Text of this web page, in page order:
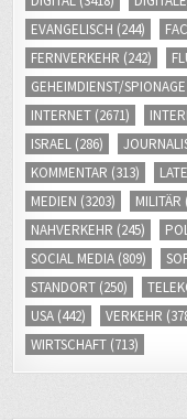
EVANGELISCH (244)
FERNVERKEHR (242)
GEHEIMDIENST/SPIONAGE
INTERNET (2671)
ISRAEL (286)
KOMMENTAR (313)
MEDIEN (3203) MILITÄR
NAHVERKEHR (245)
SOCIAL MEDIA (809)
STANDORT (250)
USA (442) VERKEHR
WIRTSCHAFT (713)